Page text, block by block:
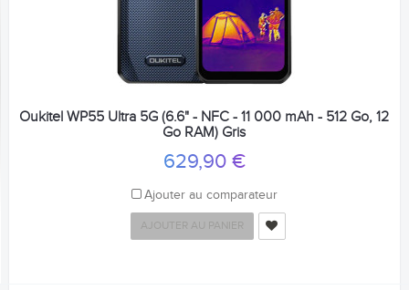
Oukitel WP55 Ultra 5G (6.6" - NFC - 11 000 mAh - 512 Go, 12
Go RAM) Gris
629,90 €
Ajouter au comparateur
AJOUTER AU PANIER